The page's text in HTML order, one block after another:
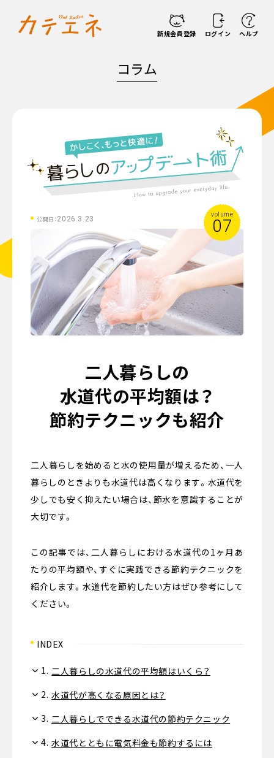
新規会員登録 ログイン ヘルプ
コラム
公開日：2026.3.23
volume
07
二人暮らしの
水道代の平均額は？
節約テクニックも紹介
二人暮らしを始めると水の使用量が増えるため、一人
暮らしのときよりも水道代は高くなります。水道代を
少しでも安く抑えたい場合は、節水を意識することが
大切です。
この記事では、二人暮らしにおける水道代の1ヶ月あ
たりの平均額や、すぐに実践できる節約テクニックを
紹介します。水道代を節約したい方はぜひ参考にして
ください。
INDEX
1. 二人暮らしの水道代の平均額はいくら？
2. 水道代が高くなる原因とは？
3. 二人暮らしでできる水道代の節約テクニック
4. 水道代とともに電気料金も節約するには